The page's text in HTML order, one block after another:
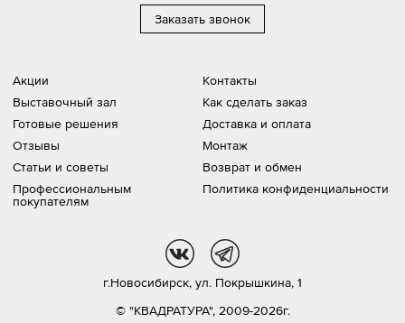
Акции
Выставочный зал
Готовые решения
Отзывы
Статьи и советы
Профессиональным
покупателям
Контакты
Как сделать заказ
Доставка и оплата
Монтаж
Возврат и обмен
Политика конфиденциальности
Заказать звонок
© "КВАДРАТУРА", 2009-2026г.
г.Новосибирск, ул. Покрышкина, 1
tg